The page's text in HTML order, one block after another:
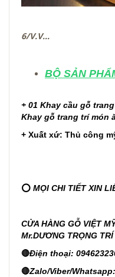
6/V.V...
BỘ SẢN
+ 01 Khay cầu gỗ trang
Khay gỗ trang trí món
+ Xuất xứ: Thủ công
⭕ MỌI CHI TIẾT XIN
CỬA HÀNG GỖ VIỆT
Mr.DƯƠNG TRỌNG TRÍ
🔴Điện thoại:
🔴Zalo/Viber/